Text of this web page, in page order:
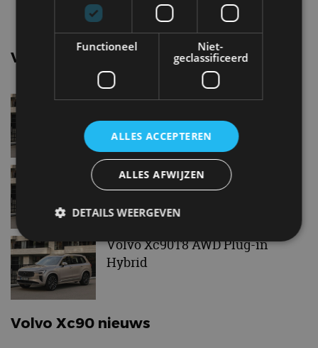
Vergelijkbare uitvoeringen
Volvo Xc90T5
Volvo Xc90T6 AWD
Volvo Xc90T8 AWD Plug-in
Hybrid
Volvo Xc90 nieuws
Functioneel
Niet-
geclassificeerd
ALLES ACCEPTEREN
ALLES AFWIJZEN
DETAILS WEERGEVEN
Strikt noodzakelijk
Strikt noodzakelijke cookies maken de
kernfunctionaliteiten van de website mogelijk, zoals